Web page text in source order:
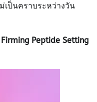
เป็นคราบระหว่างวัน
Peptide Setting